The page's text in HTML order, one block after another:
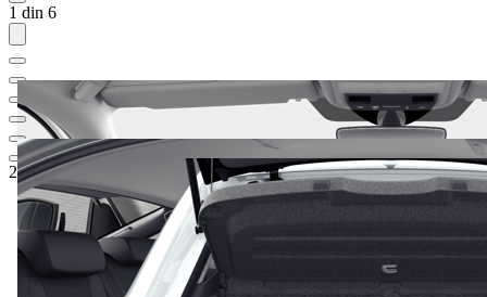
1 din 6
26.356,62 €